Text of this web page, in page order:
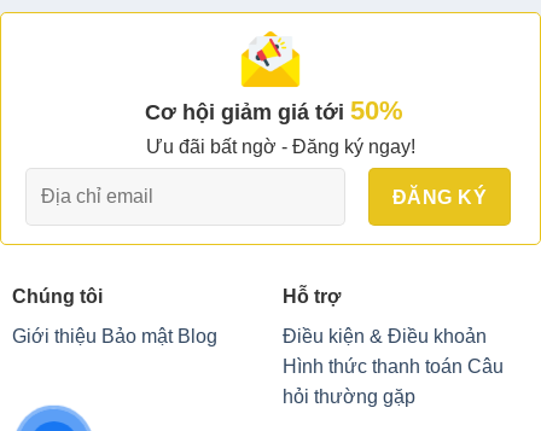
Cơ hội giảm giá tới 50%
Ưu đãi bất ngờ - Đăng ký ngay!
Chúng tôi
Giới thiệu Bảo mật Blog
Hỗ trợ
Điều kiện & Điều khoản
Hình thức thanh toán Câu
hỏi thường gặp